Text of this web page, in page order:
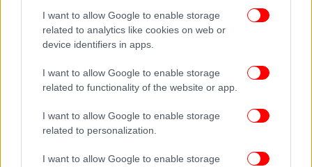
I want to allow Google to enable storage
related to analytics like cookies on web or
device identifiers in apps.
I want to allow Google to enable storage
related to functionality of the website or app.
I want to allow Google to enable storage
related to personalization.
I want to allow Google to enable storage
Τα μηνύματα των δημοσκοπήσεων: Σταθερά πρώτη η
ΝΔ -Προβάδισμα Τσίπρα για τη δεύτερη θέση,
σκαμπανεβάσματα για ΠΑΣΟΚ
δηλώσεις Τραμπ για παύση επιθέσεων στον Λίβανο -Την
επόμενη εβδομάδα πιθανή συμφωνία ΗΠΑ-Ιράν